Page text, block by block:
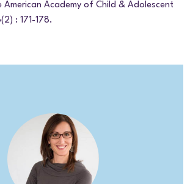
American Academy of Child & Adolescent
: 171-178.